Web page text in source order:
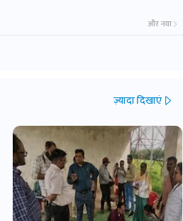
और नया
ज़्यादा दिखाएं